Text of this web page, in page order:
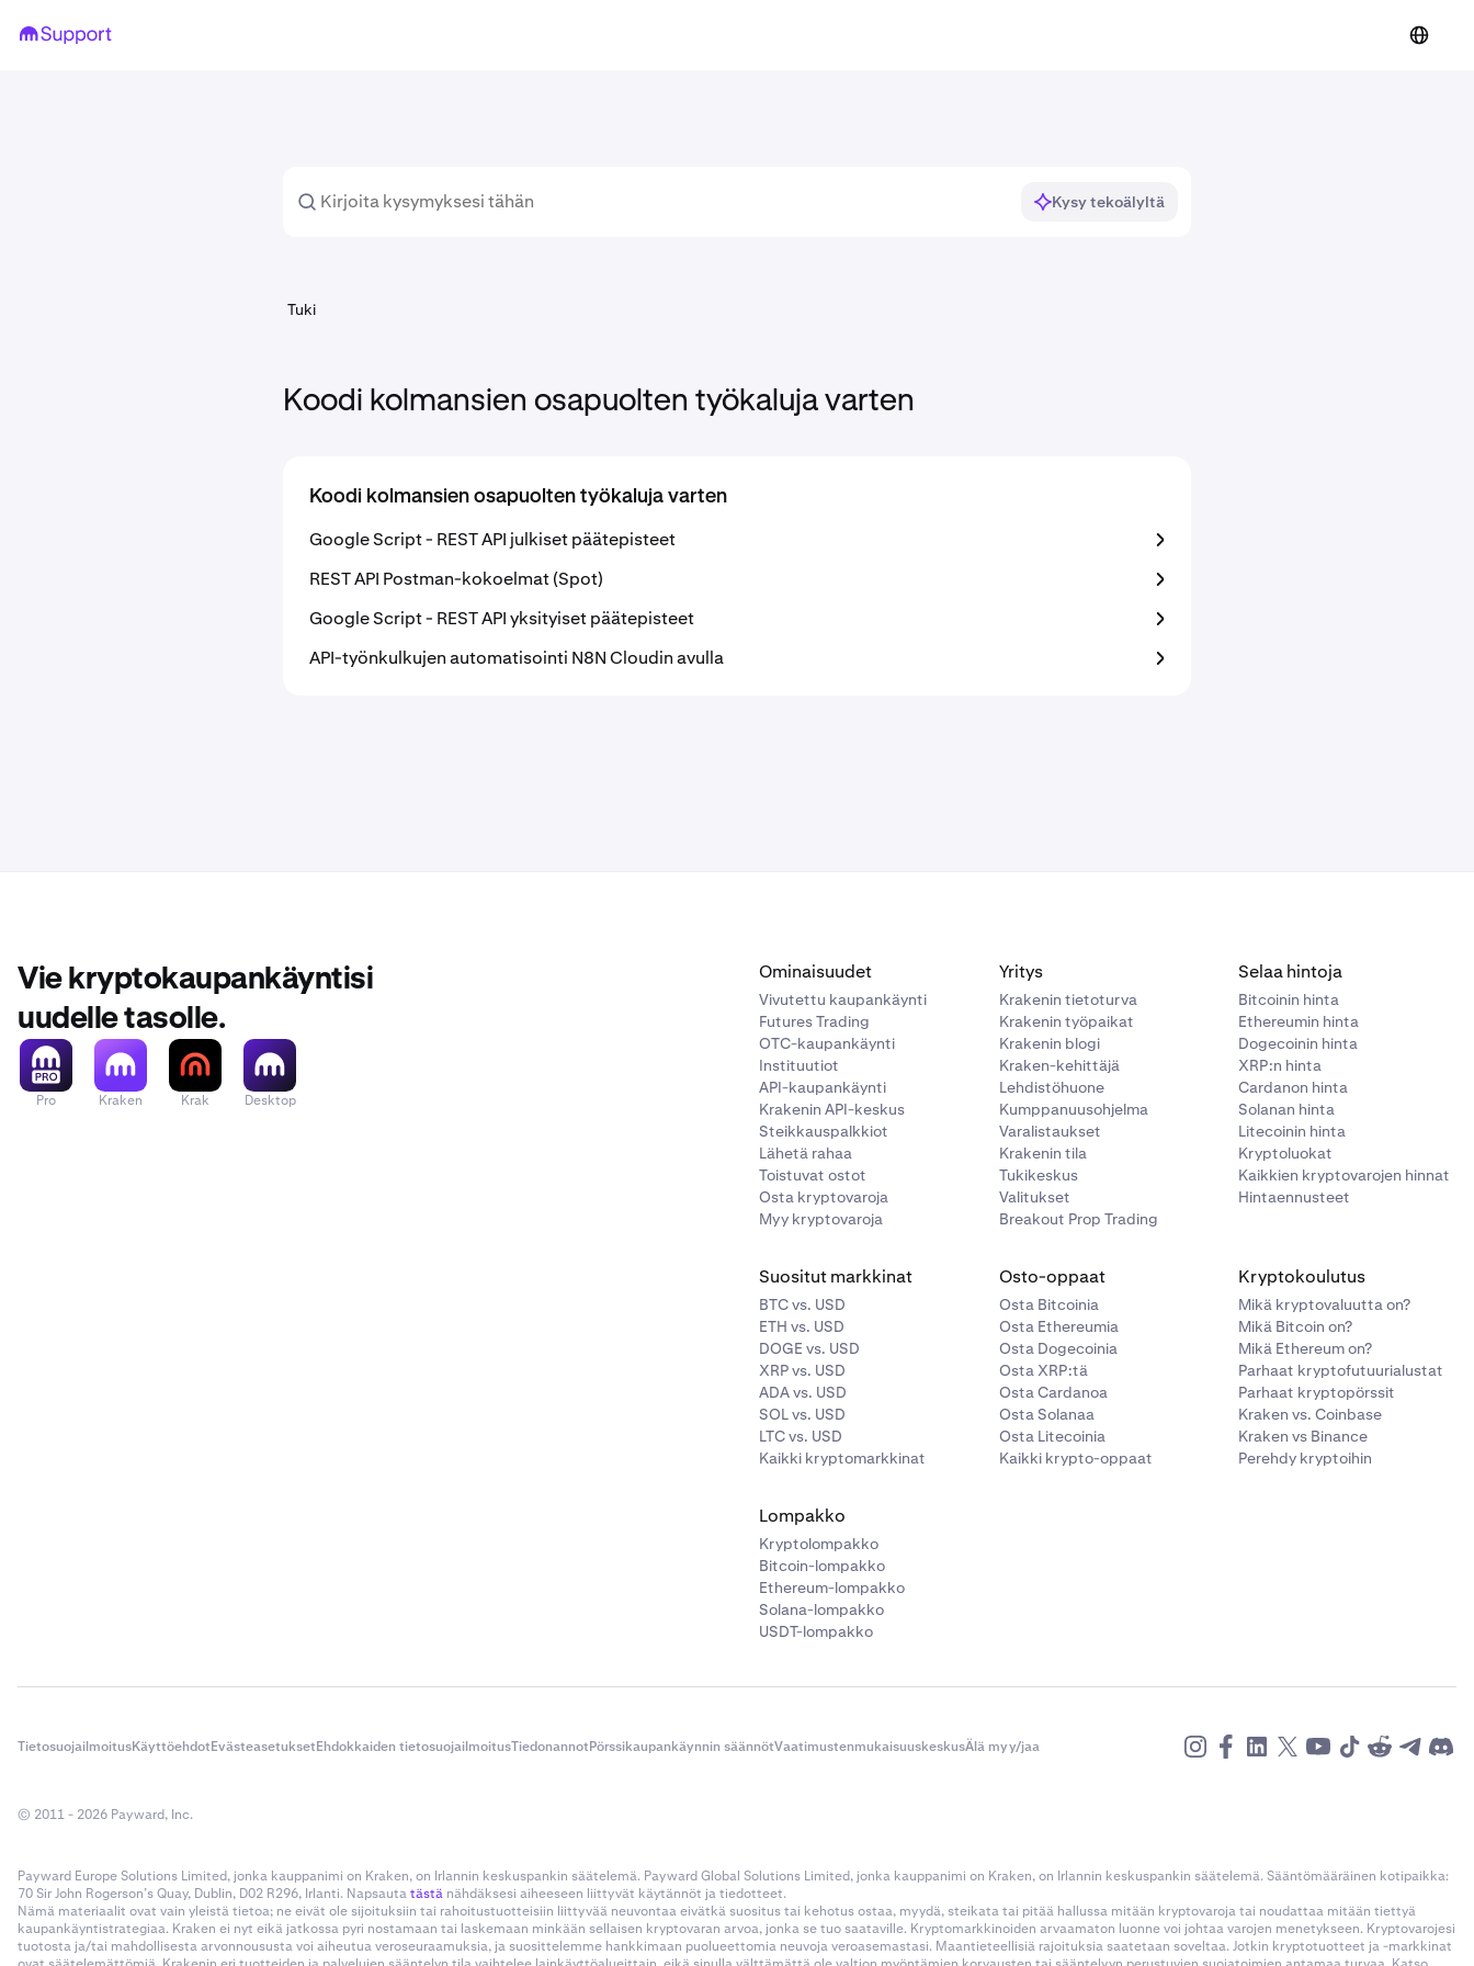
Kysy tekoälyltä
Tuki
Koodi kolmansien osapuolten työkaluja varten
Koodi kolmansien osapuolten työkaluja varten
Google Script - REST API julkiset päätepisteet
REST API Postman-kokoelmat (Spot)
Google Script - REST API yksityiset päätepisteet
API-työnkulkujen automatisointi N8N Cloudin avulla
Vie kryptokaupankäyntisi
uudelle tasolle.
Pro Kraken Krak Desktop
Ominaisuudet
Vivutettu kaupankäynti
Futures Trading
OTC-kaupankäynti
Instituutiot
API-kaupankäynti
Krakenin API-keskus
Steikkauspalkkiot
Lähetä rahaa
Toistuvat ostot
Osta kryptovaroja
Myy kryptovaroja
Yritys
Krakenin tietoturva
Krakenin työpaikat
Krakenin blogi
Kraken-kehittäjä
Lehdistöhuone
Kumppanuusohjelma
Varalistaukset
Krakenin tila
Tukikeskus
Valitukset
Breakout Prop Trading
Selaa hintoja
Bitcoinin hinta
Ethereumin hinta
Dogecoinin hinta
XRP:n hinta
Cardanon hinta
Solanan hinta
Litecoinin hinta
Kryptoluokat
Kaikkien kryptovarojen hinnat
Hintaennusteet
Suositut markkinat
BTC vs. USD
ETH vs. USD
DOGE vs. USD
XRP vs. USD
ADA vs. USD
SOL vs. USD
LTC vs. USD
Kaikki kryptomarkkinat
Osto-oppaat
Osta Bitcoinia
Osta Ethereumia
Osta Dogecoinia
Osta XRP:tä
Osta Cardanoa
Osta Solanaa
Osta Litecoinia
Kaikki krypto-oppaat
Kryptokoulutus
Mikä kryptovaluutta on?
Mikä Bitcoin on?
Mikä Ethereum on?
Parhaat kryptofutuurialustat
Parhaat kryptopörssit
Kraken vs. Coinbase
Kraken vs Binance
Perehdy kryptoihin
Lompakko
Kryptolompakko
Bitcoin-lompakko
Ethereum-lompakko
Solana-lompakko
USDT-lompakko
TietosuojailmoitusKäyttöehdotEvästeasetuksetEhdokkaiden tietosuojailmoitusTiedonannotPörssikaupankäynnin säännötVaatimustenmukaisuuskeskusÄlä myy/jaa
© 2011 - 2026 Payward, Inc.
Payward Europe Solutions Limited, jonka kauppanimi on Kraken, on Irlannin keskuspankin säätelemä. Payward Global Solutions Limited, jonka kauppanimi on Kraken, on Irlannin keskuspankin säätelemä. Sääntömääräinen kotipaikka:
70 Sir John Rogerson’s Quay, Dublin, D02 R296, Irlanti. Napsautatästä nähdäksesi aiheeseen liittyvät käytännöt ja tiedotteet.
Nämä materiaalit ovat vain yleistä tietoa; ne eivät ole sijoituksiin tai rahoitustuotteisiin liittyvää neuvontaa eivätkä suositus tai kehotus ostaa, myydä, steikata tai pitää hallussa mitään kryptovaroja tai noudattaa mitään tiettyä
kaupankäyntistrategiaa. Kraken ei nyt eikä jatkossa pyri nostamaan tai laskemaan minkään sellaisen kryptovaran arvoa, jonka se tuo saataville. Kryptomarkkinoiden arvaamaton luonne voi johtaa varojen menetykseen. Kryptovarojesi
tuotosta ja/tai mahdollisesta arvonnoususta voi aiheutua veroseuraamuksia, ja suosittelemme hankkimaan puolueettomia neuvoja veroasemastasi. Maantieteellisiä rajoituksia saatetaan soveltaa. Jotkin kryptotuotteet ja -markkinat